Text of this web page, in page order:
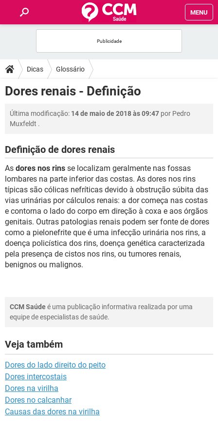
MENU
FÓRUM
SAÚDE
FAMÍLIA
SEXUALIDADE
GLOSSÁRIO
Dicas Glossário
Dores renais - Definição
Última modificação: 14 de maio de 2018 às 09:47 por Pedro
Muxfeldt .
Definição de dores renais
As dores nos rins se localizam geralmente nas fossas
lombares na parte inferior das costas. As dores nos rins
típicas são cólicas nefríticas devido à obstrução súbita das
vias urinárias por cálculos renais: a dor começa nas costas
e contorna o lado do corpo em direção à coxa e aos órgãos
genitais. Outras patologias renais podem ser fonte de dores
como a pielonefrite que é uma infecção urinária nos rins, a
doença policística dos rins, doença genética caracterizada
pela presença de cistos nos rins, ou tumores renais,
benignos ou malignos.
CCM Saúdeé uma publicação informativa realizada por uma
equipe de especialistas de saúde.
Veja também
Dores do lado direito do peito
Dores intercostais
Dores na virilha
Dores no calcanhar
Causas das dores na virilha